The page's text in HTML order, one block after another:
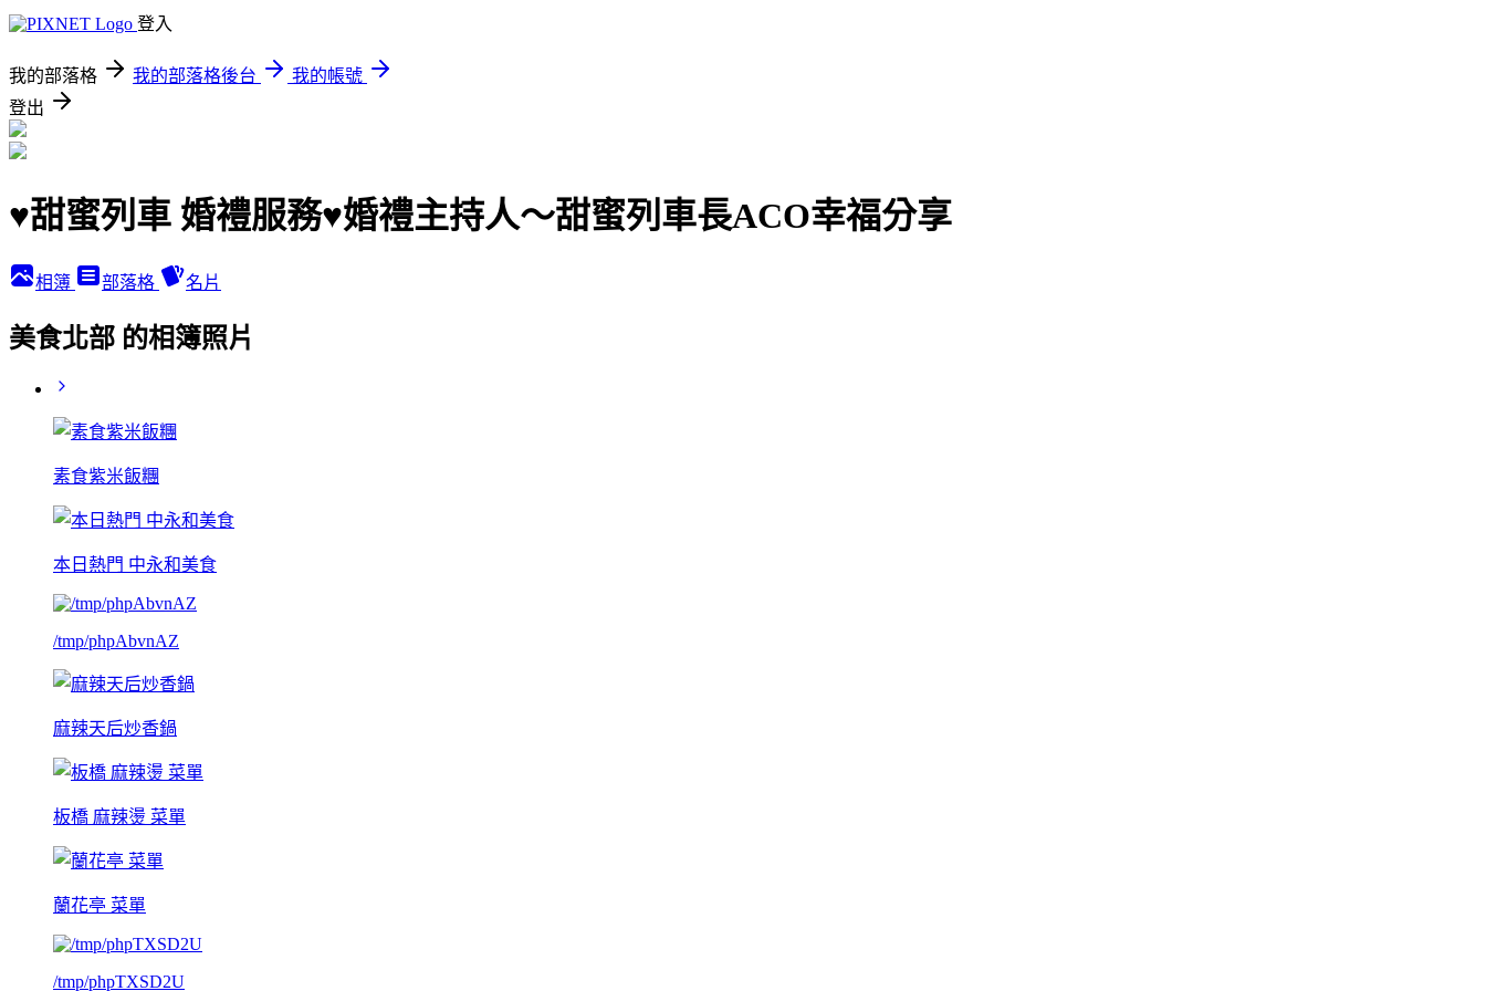
登入
我的部落格 我的部落格後台
我的帳號
登出
♥甜蜜列車 婚禮服務♥婚禮主持人～甜蜜列車長ACO幸福分享
相簿 部落格 名片
美食北部 的相簿照片
素食紫米飯糰
本日熱門 中永和美食
/tmp/phpAbvnAZ
麻辣天后炒香鍋
板橋 麻辣燙 菜單
蘭花亭 菜單
/tmp/phpTXSD2U